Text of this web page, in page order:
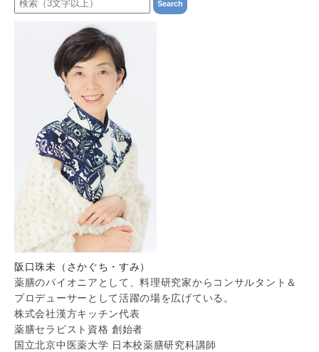
阪口珠未（さかぐち・すみ）
薬膳のパイオニアとして、料理研究家からコンサルタント＆
プロデューサーとして活躍の場を広げている。
株式会社漢方キッチン代表
薬膳セラピスト資格 創始者
国立北京中医薬大学 日本校薬膳研究科講師